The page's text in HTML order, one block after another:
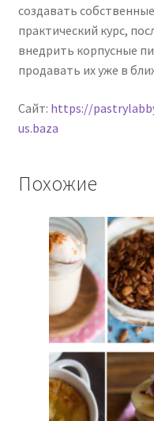
создавать
практический курс,
внедрить корпусные
продавать их уже в
Сайт: https://
us.baza
Похожие